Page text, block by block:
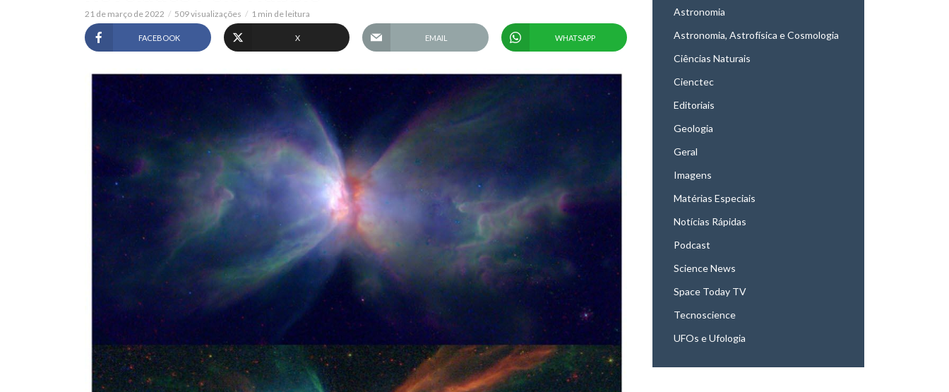
21 de março de 2022 509 visualizações 1 min de leitura
FACEBOOK X EMAIL WHATSAPP
Astronomia
Astronomia, Astrofísica e Cosmologia
Ciências Naturais
Cienctec
Editoriais
Geologia
Geral
Imagens
Matérias Especiais
Notícias Rápidas
Podcast
Science News
Space Today TV
Tecnoscience
UFOs e Ufologia